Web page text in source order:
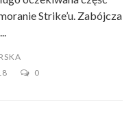
Strike’u. Zabójcza
0